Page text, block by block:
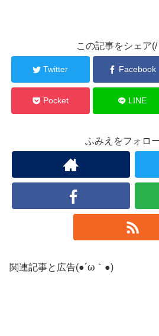
この記事をシェア
Twitter Facebook
Pocket LINE
ふみえをフォロ
関連記事と広告(●´ω｀●)